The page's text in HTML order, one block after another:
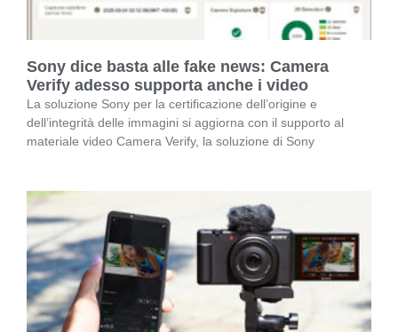
Sony dice basta alle fake news: Camera
Verify adesso supporta anche i video
La soluzione Sony per la certificazione dell’origine e
dell’integrità delle immagini si aggiorna con il supporto al
materiale video Camera Verify, la soluzione di Sony